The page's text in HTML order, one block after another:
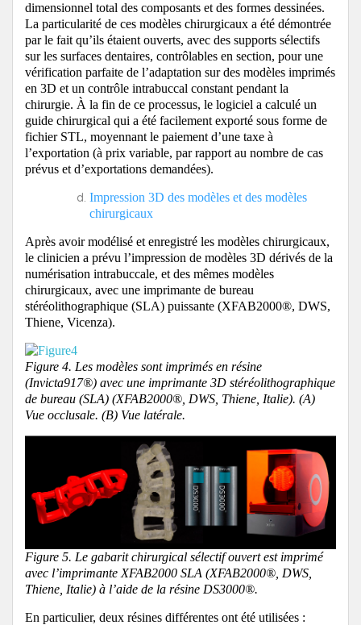
dimensionnel total des composants et des formes dessinées.
La particularité de ces modèles chirurgicaux a été démontrée
par le fait qu’ils étaient ouverts, avec des supports sélectifs
sur les surfaces dentaires, contrôlables en section, pour une
vérification parfaite de l’adaptation sur des modèles imprimés
en 3D et un contrôle intrabuccal constant pendant la
chirurgie. À la fin de ce processus, le logiciel a calculé un
guide chirurgical qui a été facilement exporté sous forme de
fichier STL, moyennant le paiement d’une taxe à
l’exportation (à prix variable, par rapport au nombre de cas
prévus et d’exportations demandées).
Impression 3D des modèles et des modèles
chirurgicaux
Après avoir modélisé et enregistré les modèles chirurgicaux,
le clinicien a prévu l’impression de modèles 3D dérivés de la
numérisation intrabuccale, et des mêmes modèles
chirurgicaux, avec une imprimante de bureau
stéréolithographique (SLA) puissante (XFAB2000®, DWS,
Thiene, Vicenza).
Figure 4. Les modèles sont imprimés en résine
(Invicta917®) avec une imprimante 3D stéréolithographique
de bureau (SLA) (XFAB2000®, DWS, Thiene, Italie). (A)
Vue occlusale. (B) Vue latérale.
Figure 5. Le gabarit chirurgical sélectif ouvert est imprimé
avec l’imprimante XFAB2000 SLA (XFAB2000®, DWS,
Thiene, Italie) à l’aide de la résine DS3000®.
En particulier, deux résines différentes ont été utilisées :